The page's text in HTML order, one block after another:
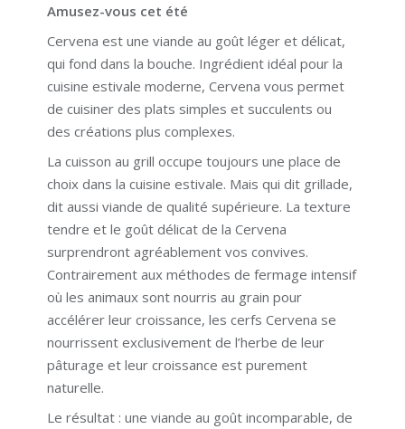
Amusez-vous cet été
Cervena est une viande au goût léger et délicat,
qui fond dans la bouche. Ingrédient idéal pour la
cuisine estivale moderne, Cervena vous permet
de cuisiner des plats simples et succulents ou
des créations plus complexes.
La cuisson au grill occupe toujours une place de
choix dans la cuisine estivale. Mais qui dit grillade,
dit aussi viande de qualité supérieure. La texture
tendre et le goût délicat de la Cervena
surprendront agréablement vos convives.
Contrairement aux méthodes de fermage intensif
où les animaux sont nourris au grain pour
accélérer leur croissance, les cerfs Cervena se
nourrissent exclusivement de l’herbe de leur
pâturage et leur croissance est purement
naturelle.
Le résultat : une viande au goût incomparable, de